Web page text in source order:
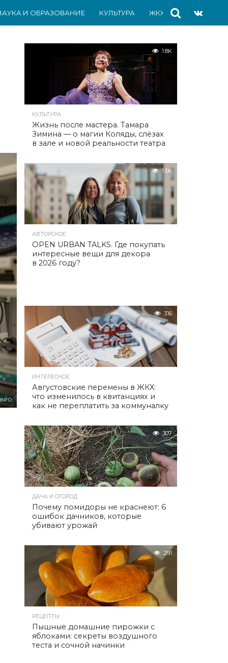
И ОБРАЗОВАНИЕ КУЛЬТУРА ЖКХ СПОРТ
1.8K
КУЛЬТУРА
Жизнь после мастера. Тамара
Зимина — о магии Коляды, слёзах
в зале и новой реальности театра
1.5K
АВТОРСКОЕ
OPEN URBAN TALKS. Где покупать
интересные вещи для декора
в 2026 году?
316
ИНТЕРЕСНОЕ
Августовские перемены в ЖКХ:
что изменилось в квитанциях и
как не переплатить за коммуналку
307
ДАЧА И ОГОРОД
Почему помидоры не краснеют: 6
ошибок дачников, которые
убивают урожай
291
РЕЦЕПТЫ
Пышные домашние пирожки с
яблоками: секреты воздушного
теста и сочной начинки